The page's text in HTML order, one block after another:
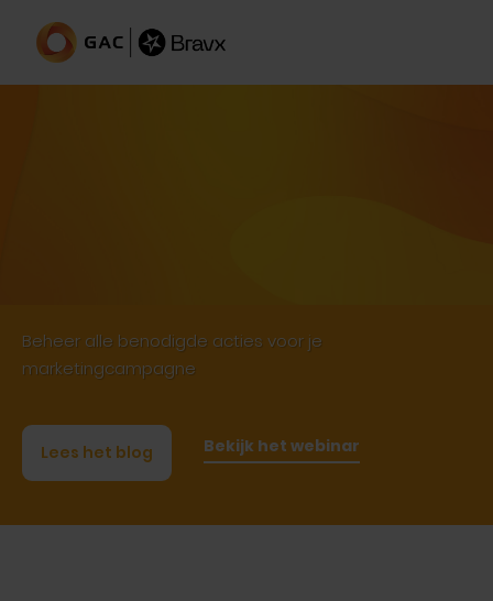
Beheer alle benodigde acties voor je
marketingcampagne
Lees het blog Bekijk het webinar